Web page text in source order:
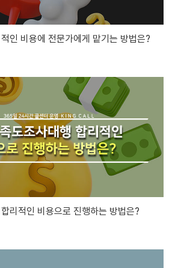
인 비용에 전문가에게 맡기는 방법은?
리적인 비용으로 진행하는 방법은?